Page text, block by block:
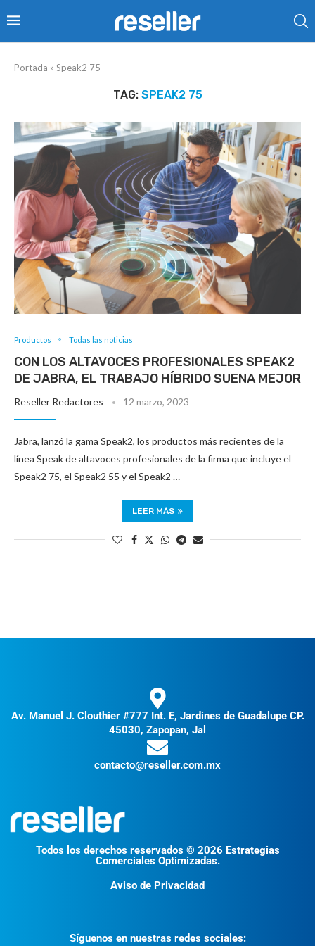
Portada » Speak2 75
TAG: SPEAK2 75
Productos Todas las noticias
CON LOS ALTAVOCES PROFESIONALES SPEAK2
DE JABRA, EL TRABAJO HÍBRIDO SUENA MEJOR
Reseller Redactores 12 marzo, 2023
Jabra, lanzó la gama Speak2, los productos más recientes de la
línea Speak de altavoces profesionales de la firma que incluye el
Speak2 75, el Speak2 55 y el Speak2 …
LEER MÁS
Av. Manuel J. Clouthier #777 Int. E, Jardines de Guadalupe CP.
45030, Zapopan, Jal
contacto@reseller.com.mx
Todos los derechos reservados © 2026 Estrategias
Comerciales Optimizadas.
Aviso de Privacidad
Síguenos en nuestras redes sociales: